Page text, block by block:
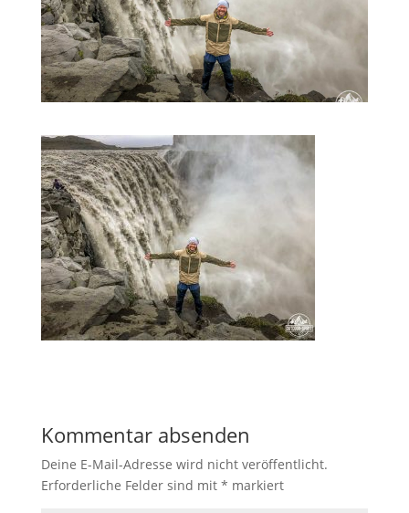
Kommentar absenden
Deine E-Mail-Adresse wird nicht veröffentlicht.
Erforderliche Felder sind mit * markiert